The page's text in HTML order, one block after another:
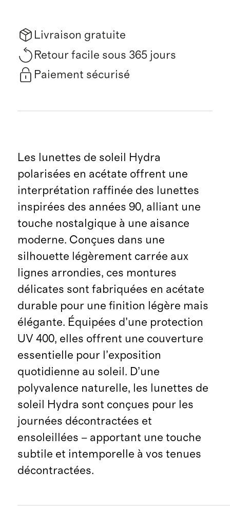
Livraison gratuite
Retour facile sous 365 jours
Paiement sécurisé
Les lunettes de soleil Hydra
polarisées en acétate offrent une
interprétation raffinée des lunettes
inspirées des années 90, alliant une
touche nostalgique à une aisance
moderne. Conçues dans une
silhouette légèrement carrée aux
lignes arrondies, ces montures
délicates sont fabriquées en acétate
durable pour une finition légère mais
élégante. Équipées d’une protection
UV 400, elles offrent une couverture
essentielle pour l’exposition
quotidienne au soleil. D’une
polyvalence naturelle, les lunettes de
soleil Hydra sont conçues pour les
journées décontractées et
ensoleillées – apportant une touche
subtile et intemporelle à vos tenues
décontractées.